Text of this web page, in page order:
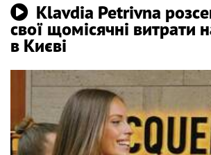
Klavdia Petrivna
свої щомісячні витрати
в Києві